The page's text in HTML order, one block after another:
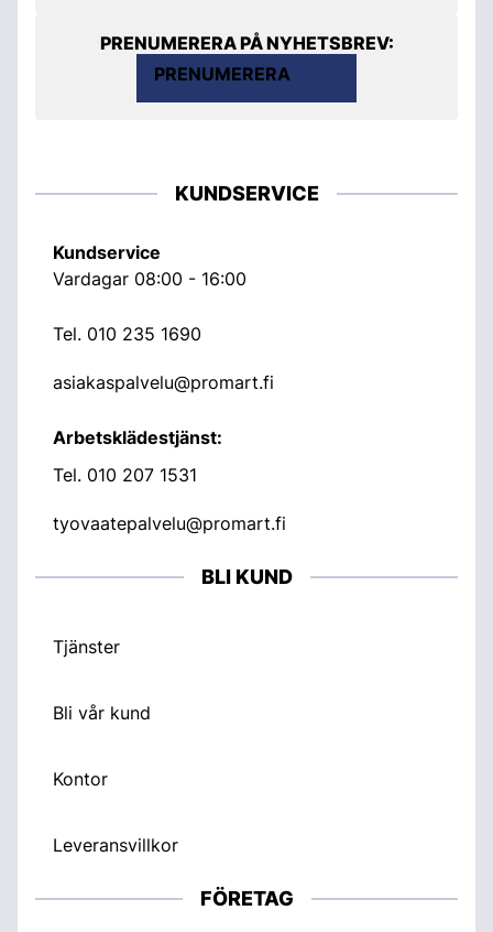
PRENUMERERA PÅ NYHETSBREV:
PRENUMERERA
KUNDSERVICE
Kundservice
Vardagar 08:00 - 16:00
Tel. 010 235 1690
asiakaspalvelu@promart.fi
Arbetsklädestjänst:
Tel. 010 207 1531
tyovaatepalvelu@promart.fi
BLI KUND
Tjänster
Bli vår kund
Kontor
Leveransvillkor
FÖRETAG